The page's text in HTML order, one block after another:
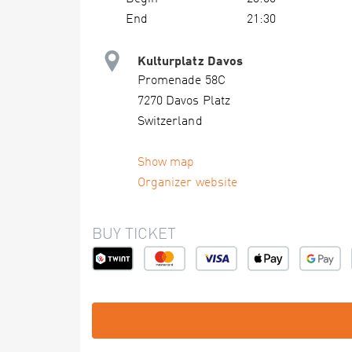
End
21:30
Kulturplatz Davos
Promenade 58C
7270 Davos Platz
Switzerland
Show map
Organizer website
BUY TICKET